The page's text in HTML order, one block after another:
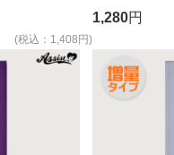
(税込：1,408円)
ドオレンジ
1,280円